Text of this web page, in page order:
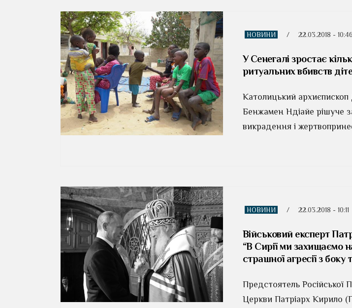
НОВИНИ / 22.03.2018 - 10:46
У Сенегалі зростає
ритуальних вбивств
Католицький архиєпископ
Бенжамен Ндіайе рішуче
викрадення і
НОВИНИ / 22.03.2018 - 10:11
Військовий експерт
“В Сирії ми захищаємо
страшної агресії з боку
Предстоятель Російської
Церкви Патріарх Кирило